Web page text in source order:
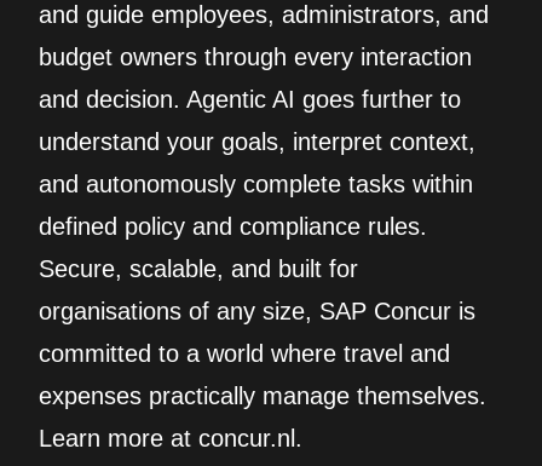
and guide employees, administrators, and
budget owners through every interaction
and decision. Agentic AI goes further to
understand your goals, interpret context,
and autonomously complete tasks within
defined policy and compliance rules.
Secure, scalable, and built for
organisations of any size, SAP Concur is
committed to a world where travel and
expenses practically manage themselves.
Learn more at concur.nl.